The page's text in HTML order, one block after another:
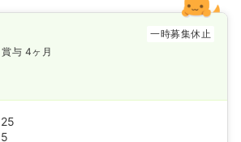
一時募集休止
賞与 4ヶ月